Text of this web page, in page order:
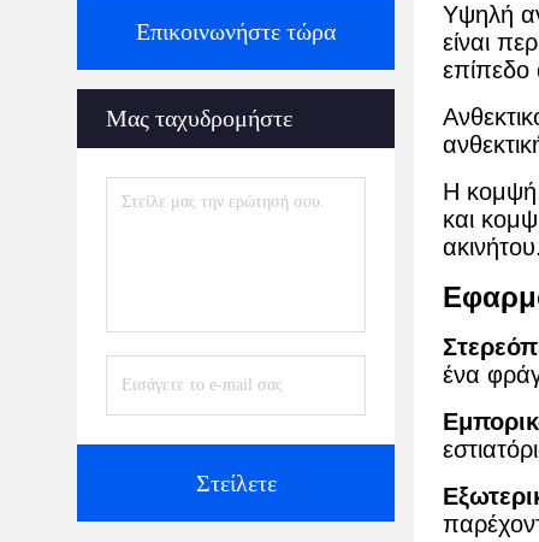
Επικοινωνήστε τώρα
Μας ταχυδρομήστε
Στείλετε
Υψηλή
είναι
επίπεδο
Η
και
ακινήτου.
ένα